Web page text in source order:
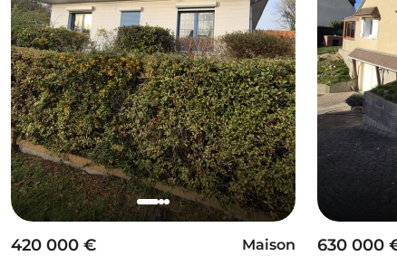
420 000 € Maison 630 000